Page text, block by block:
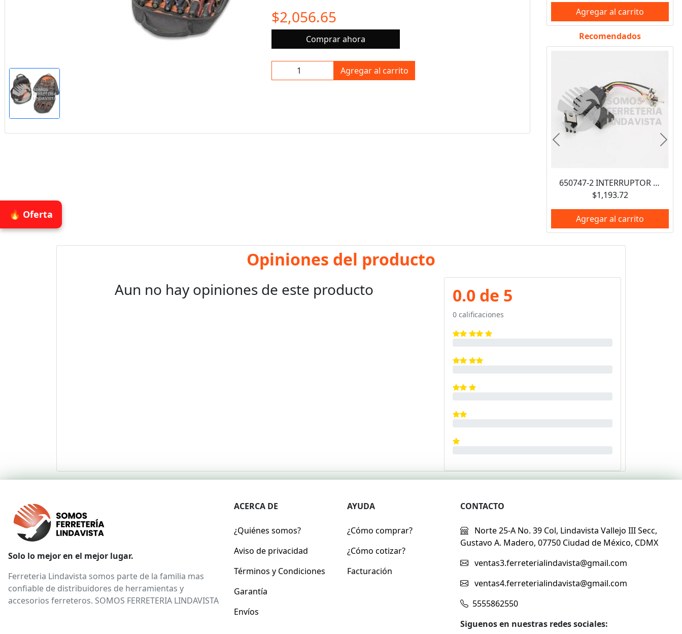
🔥 Oferta
$2,056.65
Comprar ahora
Agregar al carrito
Agregar al carrito
Recomendados
650747-2 INTERRUPTOR DE ENCENDIDO MAKITA
$1,193.72
Agregar al carrito
Anterior
Opiniones del producto
Aun no hay opiniones de este producto 0.0 de 5
0 calificaciones
Solo lo mejor en el mejor lugar.
Ferreteria Lindavista somos parte de la familia mas
confiable de distribuidores de herramientas y
accesorios ferreteros. SOMOS FERRETERIA LINDAVISTA
ACERCA DE
¿Quiénes somos?
Aviso de privacidad
Términos y Condiciones
Garantía
Envíos
AYUDA
¿Cómo comprar?
¿Cómo cotizar?
Facturación
CONTACTO
Norte 25-A No. 39 Col, Lindavista Vallejo III Secc,
Gustavo A. Madero, 07750 Ciudad de México, CDMX
ventas3.ferreterialindavista@gmail.com
ventas4.ferreterialindavista@gmail.com
5555862550
Siguenos en nuestras redes sociales: